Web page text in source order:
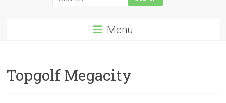
Menu
Topgolf Megacity